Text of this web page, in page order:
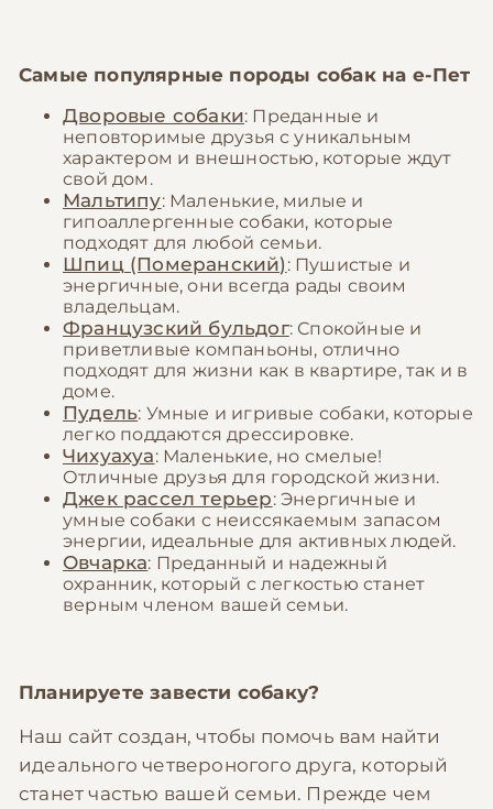
Самые популярные породы собак на е-Пет
Дворовые собаки: Преданные и
неповторимые друзья с уникальным
характером и внешностью, которые ждут
свой дом.
Мальтипу: Маленькие, милые и
гипоаллергенные собаки, которые
подходят для любой семьи.
Шпиц (Померанский) : Пушистые и
энергичные, они всегда рады своим
владельцам.
Французский бульдог: Спокойные и
приветливые компаньоны, отлично
подходят для жизни как в квартире, так и в
доме.
Пудель: Умные и игривые собаки, которые
легко поддаются дрессировке.
Чихуахуа: Маленькие, но смелые!
Отличные друзья для городской жизни.
Джек рассел терьер: Энергичные и
умные собаки с неиссякаемым запасом
энергии, идеальные для активных людей.
Овчарка: Преданный и надежный
охранник, который с легкостью станет
верным членом вашей семьи.
Планируете завести собаку?
Наш сайт создан, чтобы помочь вам найти
идеального четвероногого друга, который
станет частью вашей семьи. Прежде чем